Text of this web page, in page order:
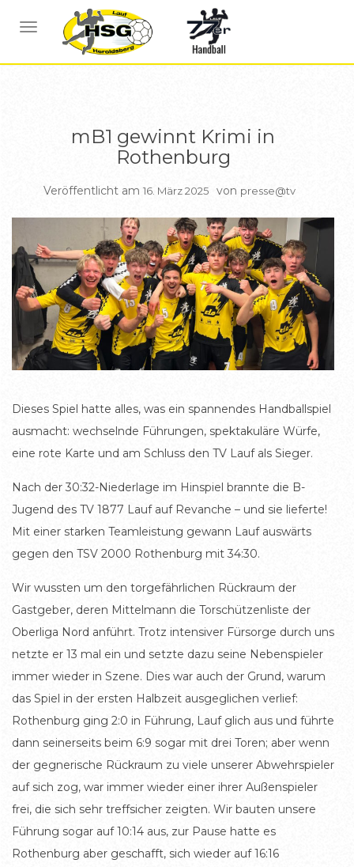
NAVIGATION UMSCHALTEN
BERICHTE B JUGEND
mB1 gewinnt Krimi in
Rothenburg
Veröffentlicht am 16. März 2025 von presse@tv
Dieses Spiel hatte alles, was ein spannendes Handballspiel
ausmacht: wechselnde Führungen, spektakuläre Würfe,
eine rote Karte und am Schluss den TV Lauf als Sieger.
Nach der 30:32-Niederlage im Hinspiel brannte die B-
Jugend des TV 1877 Lauf auf Revanche – und sie lieferte!
Mit einer starken Teamleistung gewann Lauf auswärts
gegen den TSV 2000 Rothenburg mit 34:30.
Wir wussten um den torgefährlichen Rückraum der
Gastgeber, deren Mittelmann die Torschützenliste der
Oberliga Nord anführt. Trotz intensiver Fürsorge durch uns
netzte er 13 mal ein und setzte dazu seine Nebenspieler
immer wieder in Szene. Dies war auch der Grund, warum
das Spiel in der ersten Halbzeit ausgeglichen verlief:
Rothenburg ging 2:0 in Führung, Lauf glich aus und führte
dann seinerseits beim 6:9 sogar mit drei Toren; aber wenn
der gegnerische Rückraum zu viele unserer Abwehrspieler
auf sich zog, war immer wieder einer ihrer Außenspieler
frei, die sich sehr treffsicher zeigten. Wir bauten unsere
Führung sogar auf 10:14 aus, zur Pause hatte es
Rothenburg aber geschafft, sich wieder auf 16:16